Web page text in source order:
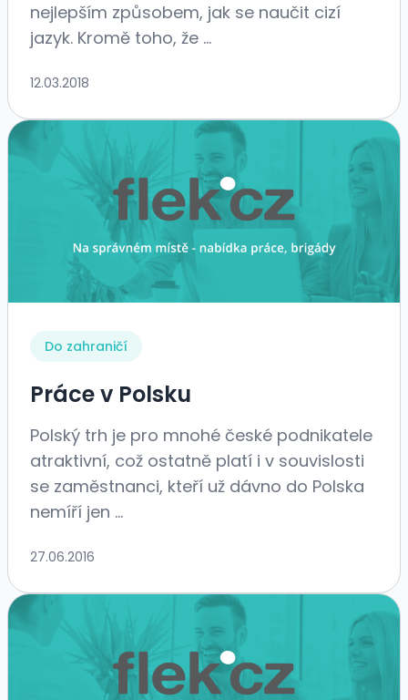
nejlepším způsobem, jak se naučit cizí
jazyk. Kromě toho, že ...
12.03.2018
Do zahraničí
Práce v Polsku
Polský trh je pro mnohé české podnikatele
atraktivní, což ostatně platí i v souvislosti
se zaměstnanci, kteří už dávno do Polska
nemíří jen ...
27.06.2016